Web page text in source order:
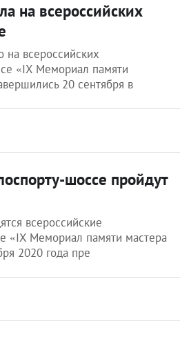
на всероссийских
на всероссийских
«IX Мемориал памяти
20 сентября в
шоссе пройдут
всероссийские
«IX Мемориал памяти мастера
2020 года пре